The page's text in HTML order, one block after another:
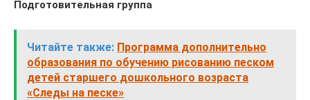
Подготовительная группа
Читайте также: Программа дополнительно
образования по обучению рисованию песком
детей старшего дошкольного возраста
«Следы на песке»